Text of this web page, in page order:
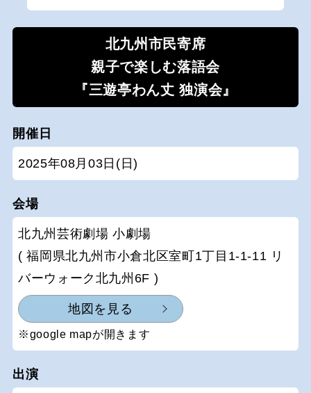
北九州市民寄席
親子で楽しむ落語会
『三遊亭わん丈 独演会』
開催日
2025年08月03日(日)
会場
北九州芸術劇場 小劇場
( 福岡県北九州市小倉北区室町1丁目1-1-11 リ
バーウォーク北九州6F )
地図を見る
※google mapが開きます
出演